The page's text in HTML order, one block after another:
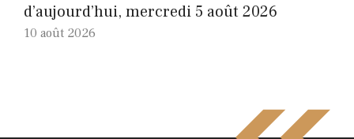
d’aujourd’hui, mercredi 5 août 2026
10 août 2026